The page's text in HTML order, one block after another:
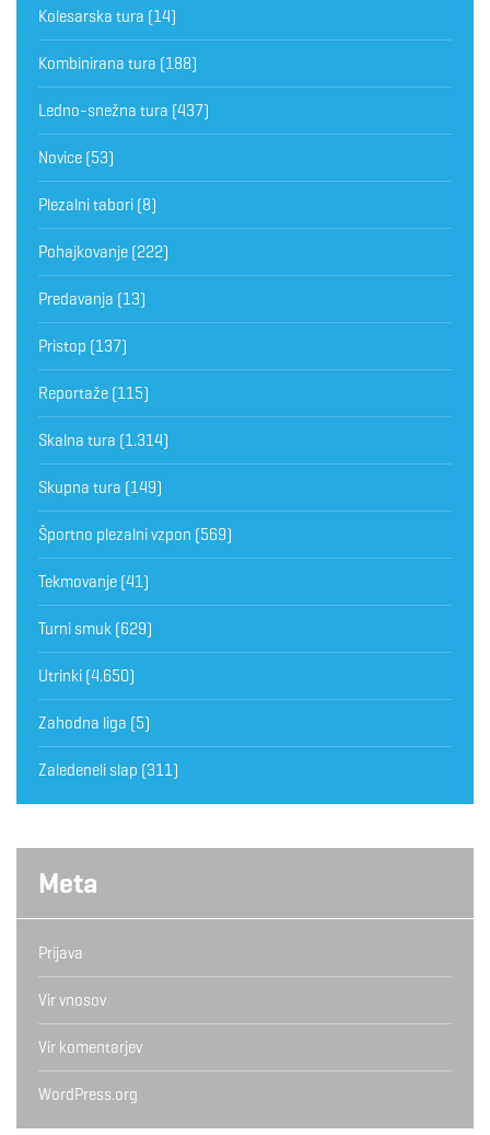
Kolesarska tura (14)
Kombinirana tura (188)
Ledno-snežna tura (437)
Novice (53)
Plezalni tabori (8)
Pohajkovanje (222)
Predavanja (13)
Pristop (137)
Reportaže (115)
Skalna tura (1.314)
Skupna tura (149)
Športno plezalni vzpon (569)
Tekmovanje (41)
Turni smuk (629)
Utrinki (4.650)
Zahodna liga (5)
Zaledeneli slap (311)
Meta
Prijava
Vir vnosov
Vir komentarjev
WordPress.org